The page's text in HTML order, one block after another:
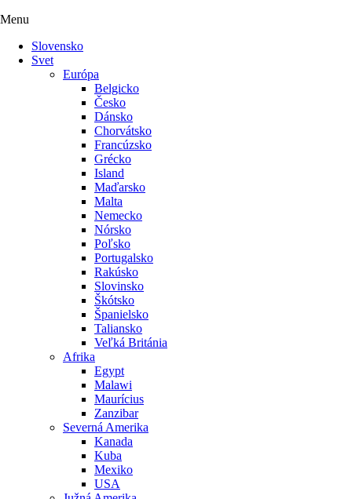
Menu
Slovensko
Svet
Európa
Belgicko
Česko
Dánsko
Chorvátsko
Francúzsko
Grécko
Island
Maďarsko
Malta
Nemecko
Nórsko
Poľsko
Portugalsko
Rakúsko
Slovinsko
Škótsko
Španielsko
Taliansko
Veľká Británia
Afrika
Egypt
Malawi
Maurícius
Zanzibar
Severná Amerika
Kanada
Kuba
Mexiko
USA